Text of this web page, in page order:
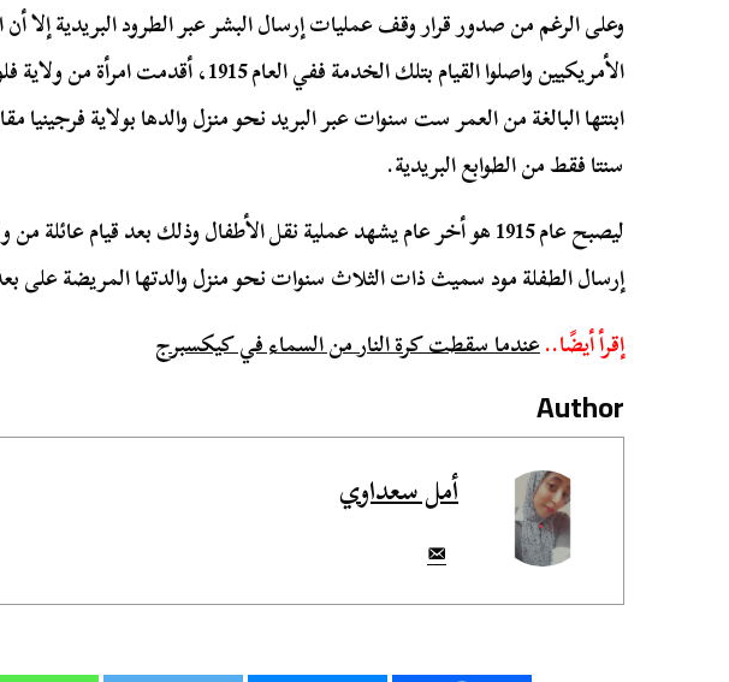
وعلى الرغم من صدور قرار وقف عمليات إرسال البشر عبر الطرود البريدية إلا أن
الأمريكيين واصلوا القيام بتلك الخدمة ففي العام 1915،
سنتا فقط من الطوابع البريدية.
ليصبح عام 1915 هو أخر عام يشهد عملية نقل الأطفال وذلك بعد قيام
إرسال الطفلة مود سميث ذات الثلاث سنوات نحو منزل والدتها المريضة على بعد 40
إقرأ أيضًا..عندما سقطت كرة النار من السماء في كيكسبرج
Author
أمل سعداوي